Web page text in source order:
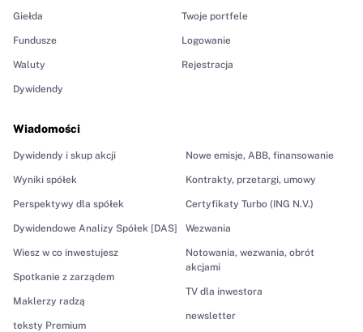
Giełda
Fundusze
Waluty
Dywidendy
Wiadomości
Dywidendy i skup akcji
Wyniki spółek
Perspektywy dla spółek
Dywidendowe Analizy Spółek [DAS]
Wiesz w co inwestujesz
Spotkanie z zarządem
Maklerzy radzą
teksty Premium
Nowe emisje, ABB, finansowanie
Kontrakty, przetargi, umowy
Certyfikaty Turbo (ING N.V.)
Wezwania
Notowania, wezwania, obrót
akcjami
TV dla inwestora
newsletter
Twoje portfele
Logowanie
Rejestracja